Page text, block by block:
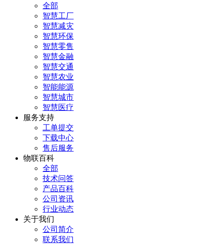
全部
智慧工厂
智慧减灾
智慧环保
智慧零售
智慧金融
智慧交通
智慧农业
智能能源
智慧城市
智慧医疗
服务支持
工单提交
下载中心
售后服务
物联百科
全部
技术问答
产品百科
公司资讯
行业动态
关于我们
公司简介
联系我们